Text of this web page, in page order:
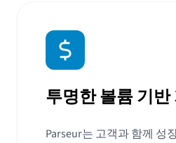
투명한 볼륨 기반
Parseur는 고객과 함께 성